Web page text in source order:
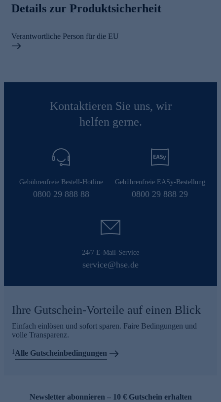
Details zur Produktsicherheit
Verantwortliche Person für die EU
Kontaktieren Sie uns, wir
helfen gerne.
Gebührenfreie Bestell-Hotline
0800 29 888 88
Gebührenfreie EASy-Bestellung
0800 29 888 29
24/7 E-Mail-Service
service@hse.de
Ihre Gutschein-Vorteile auf einen Blick
Einfach einlösen und sofort sparen. Faire Bedingungen und
volle Transparenz.
1 Alle Gutscheinbedingungen
Newsletter abonnieren – 10 € Gutschein erhalten